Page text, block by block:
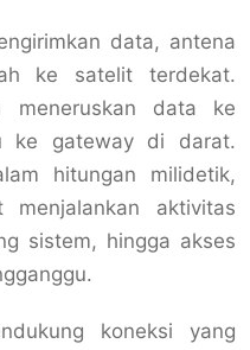
data, antena
ke satelit terdekat.
meneruskan data ke
ke gateway di darat.
hitungan milidetik,
menjalankan aktivitas
sistem, hingga akses
koneksi yang